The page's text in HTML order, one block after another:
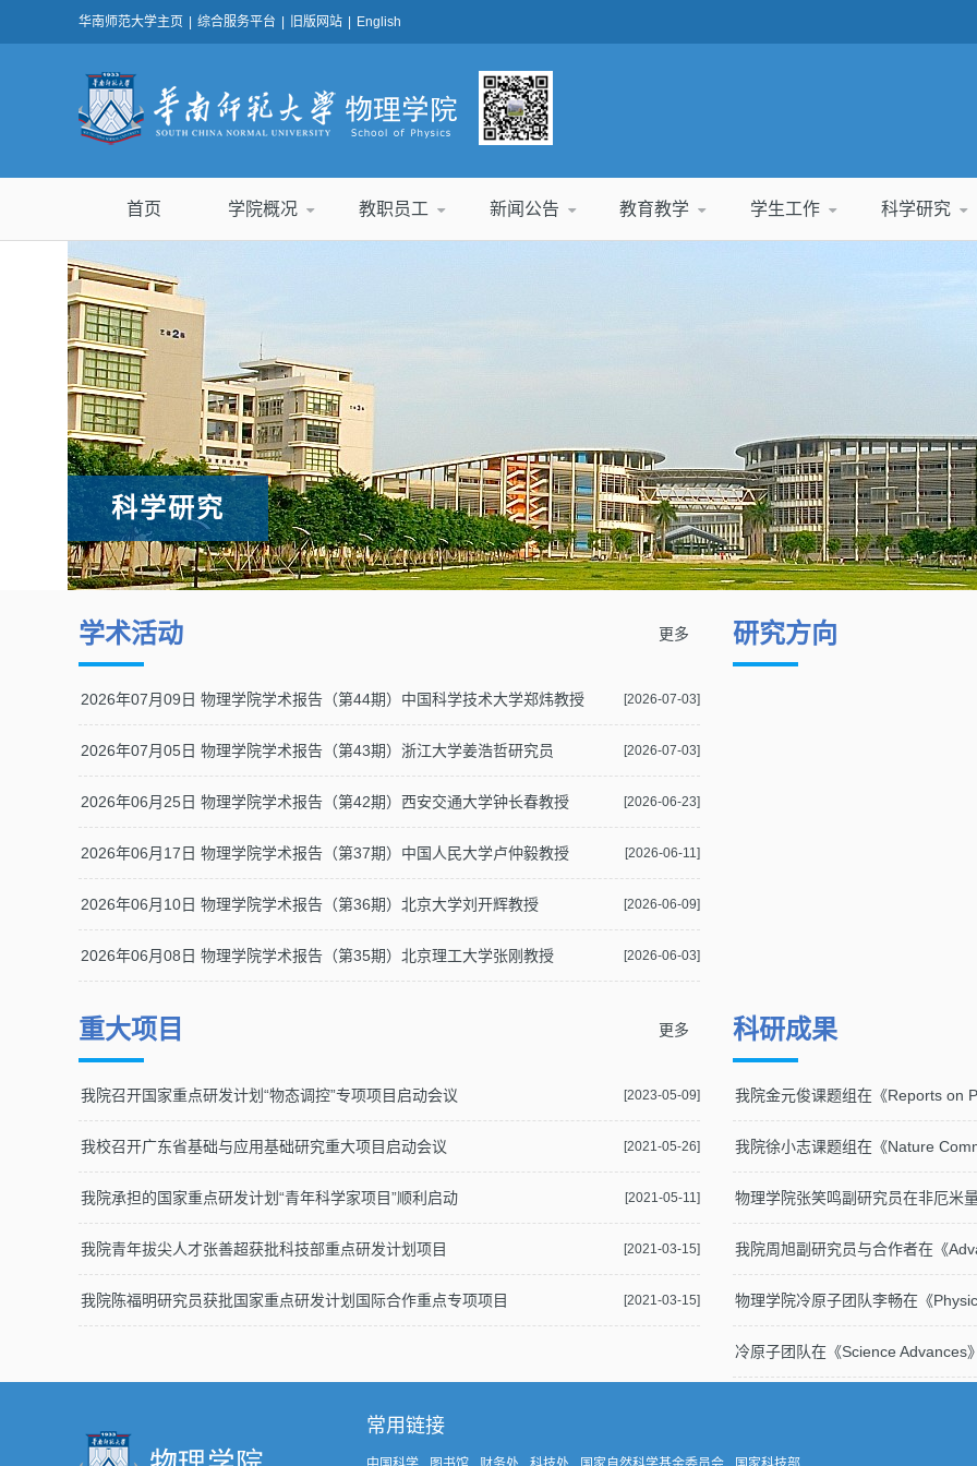
华南师范大学主页 综合服务平台 旧版网站 English
首页 学院概况 教职员工 新闻公告 教育教学 学生工作 科学研究
科学研究
学术活动 更多
[2026-07-03]
2026年07月09日 物理学院学术报告（第44期）中国科学技术大学郑炜教授
[2026-07-03]
2026年07月05日 物理学院学术报告（第43期）浙江大学姜浩哲研究员
[2026-06-23]
2026年06月25日 物理学院学术报告（第42期）西安交通大学钟长春教授
[2026-06-11]
2026年06月17日 物理学院学术报告（第37期）中国人民大学卢仲毅教授
[2026-06-09]
2026年06月10日 物理学院学术报告（第36期）北京大学刘开辉教授
[2026-06-03]
2026年06月08日 物理学院学术报告（第35期）北京理工大学张刚教授
研究方向
重大项目 更多
[2023-05-09]
我院召开国家重点研发计划“物态调控”专项项目启动会议
[2021-05-26]
我校召开广东省基础与应用基础研究重大项目启动会议
[2021-05-11]
我院承担的国家重点研发计划“青年科学家项目”顺利启动
[2021-03-15]
我院青年拔尖人才张善超获批科技部重点研发计划项目
[2021-03-15]
我院陈福明研究员获批国家重点研发计划国际合作重点专项项目
科研成果
我院金元俊课题组在《Reports on
我院徐小志课题组在《Nature
物理学院张笑鸣副研究员在非厄米
我院周旭副研究员与合作者在《
物理学院冷原子团队李畅在《
冷原子团队在《Science Advances
常用链接